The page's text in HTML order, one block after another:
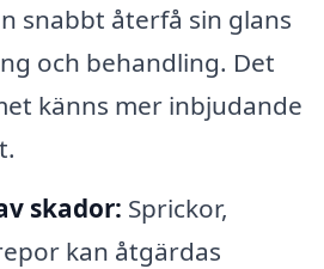
snabbt återfå sin glans
och behandling. Det
känns mer inbjudande
skador: Sprickor,
kan åtgärdas